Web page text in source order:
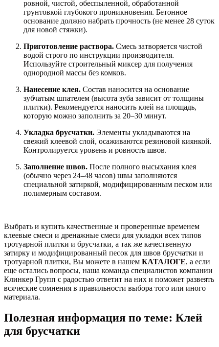
ровной, чистой, обеспыленной, обработанной
грунтовкой глубокого проникновения. Бетонное
основание должно набрать прочность (не менее 28 суток
для новой стяжки).
Приготовление раствора. Смесь затворяется чистой
водой строго по инструкции производителя.
Используйте строительный миксер для получения
однородной массы без комков.
Нанесение клея. Состав наносится на основание
зубчатым шпателем (высота зуба зависит от толщины
плитки). Рекомендуется наносить клей на площадь,
которую можно заполнить за 20–30 минут.
Укладка брусчатки. Элементы укладываются на
свежий клеевой слой, осаживаются резиновой киянкой.
Контролируется уровень и ровность швов.
Заполнение швов. После полного высыхания клея
(обычно через 24–48 часов) швы заполняются
специальной затиркой, модифицированным песком или
полимерным составом.
Выбрать и купить качественные и проверенные временем
клеевые смеси и дренажные смеси для укладки всех типов
тротуарной плитки и брусчатки, а так же качественную
затирку и модифицированный песок для швов брусчатки и
тротуарной плитки, Вы можете в нашем КАТАЛОГЕ, а если
еще остались вопросы, наша команда специалистов компании
Клинкер Групп с радостью ответит на них и поможет развеять
всяческие сомнения в правильности выбора того или иного
материала.
Полезная информация по теме: Клей
для брусчатки